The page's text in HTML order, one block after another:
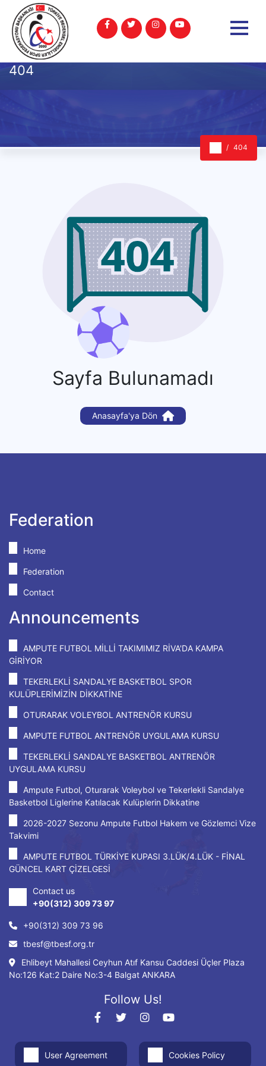
404
404
Sayfa Bulunamadı
Anasayfa'ya Dön
Federation
Home
Federation
Contact
Announcements
AMPUTE FUTBOL MİLLİ TAKIMIMIZ RİVA'DA KAMPA
GİRİYOR
TEKERLEKLİ SANDALYE BASKETBOL SPOR
KULÜPLERİMİZİN DİKKATİNE
OTURARAK VOLEYBOL ANTRENÖR KURSU
AMPUTE FUTBOL ANTRENÖR UYGULAMA KURSU
TEKERLEKLİ SANDALYE BASKETBOL ANTRENÖR
UYGULAMA KURSU
Ampute Futbol, Oturarak Voleybol ve Tekerlekli Sandalye
Basketbol Liglerine Katılacak Kulüplerin Dikkatine
2026-2027 Sezonu Ampute Futbol Hakem ve Gözlemci Vize
Takvimi
AMPUTE FUTBOL TÜRKİYE KUPASI 3.LÜK/4.LÜK - FİNAL
GÜNCEL KART ÇİZELGESİ
Contact us
+90(312) 309 73 97
+90(312) 309 73 96
tbesf@tbesf.org.tr
Ehlibeyt Mahallesi Ceyhun Atıf Kansu Caddesi Üçler Plaza
No:126 Kat:2 Daire No:3-4 Balgat ANKARA
Follow Us!
User Agreement Cookies Policy